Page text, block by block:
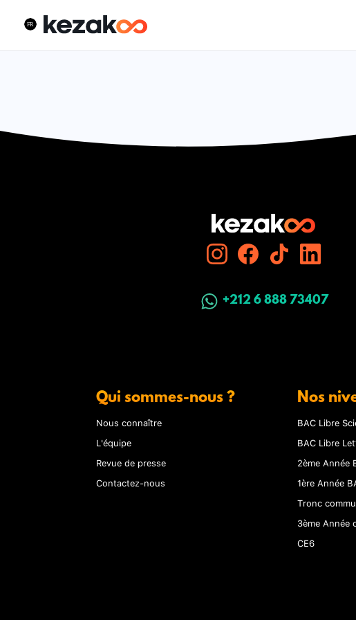
+212 6 888 73407
Qui sommes-nous ?
Nous connaître
L'équipe
Revue de presse
Contactez-nous
Nos
BAC Libre
BAC Libre
2ème Année
1ère Année
Tronc
3ème Année
CE6